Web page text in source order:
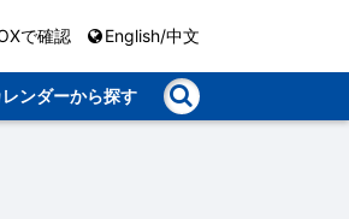
で確認 English/中文
レンダーから探す